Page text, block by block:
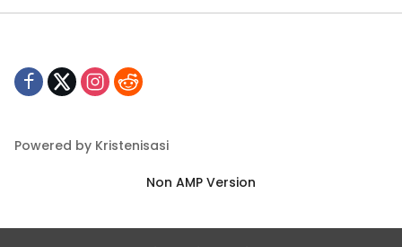
s
s
p
g
a
Powered by Kristenisasi
Non AMP Version